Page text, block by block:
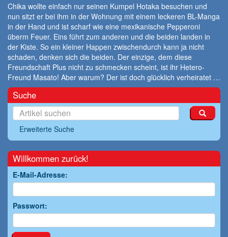
Chika wollte einfach nur seinen Kumpel Hotaka besuchen und
nun sitzt er bei ihm in der Wohnung mit einem leckeren BL-Manga
in der Hand und ist scharf wie eine mexikanische Pepperoni
überm Feuer. Eins führt zum anderen und die beiden landen in
der Kiste. So ein kleiner Happen zwischendurch kann ja nicht
schaden, denken sich die beiden. Der einzige, dem diese
Freundschaft Plus nicht zu schmecken scheint, ist ihr Hetero-
Freund Masato! Aber warum? Der ist doch glücklich verheiratet …
Suche
Erweiterte Suche
Willkommen zurück!
E-Mail-Adresse:
Passwort: